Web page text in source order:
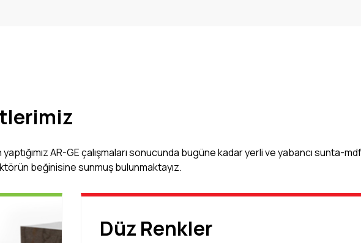
AR-GE çalışmaları sonucunda bugüne kadar yerli ve yabancı sunta-
beğinisine sunmuş bulunmaktayız.
Düz Renkler